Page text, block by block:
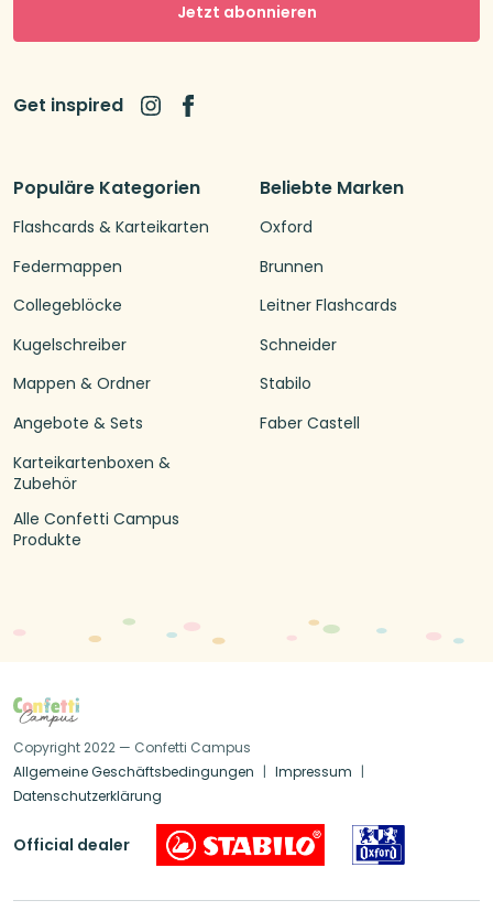
Populäre Kategorien
Flashcards & Karteikarten
Federmappen
Collegeblöcke
Kugelschreiber
Mappen & Ordner
Angebote & Sets
Karteikartenboxen &
Zubehör
Alle Confetti Campus
Produkte
Beliebte Marken
Oxford
Brunnen
Leitner Flashcards
Schneider
Stabilo
Faber Castell
Jetzt abonnieren
Get inspired
Copyright 2022 — Confetti Campus
Allgemeine Geschäftsbedingungen
Impressum
Datenschutzerklärung
Official dealer